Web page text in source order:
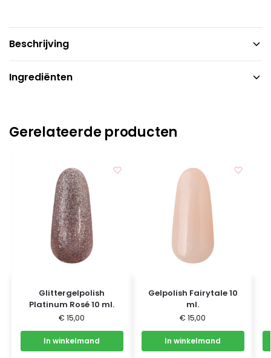
Beschrijving
Ingrediënten
Gerelateerde producten
Glittergelpolish
Platinum Rosé 10 ml.
€ 15,00
In winkelmand
Gelpolish Fairytale 10
ml.
€ 15,00
In winkelmand